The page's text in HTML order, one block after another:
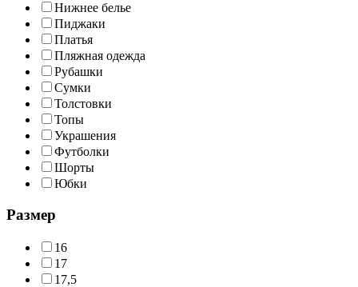
Нижнее белье
Пиджаки
Платья
Пляжная одежда
Рубашки
Сумки
Толстовки
Топы
Украшения
Футболки
Шорты
Юбки
Размер
16
17
17,5